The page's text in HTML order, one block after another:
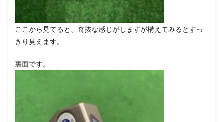
ここから見てると、奇抜な感じがしますが構えてみるとすっ
きり見えます。
裏面です。